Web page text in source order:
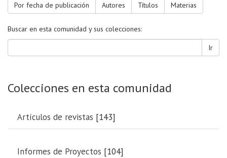
Por fecha de publicación Autores Títulos Materias
Buscar en esta comunidad y sus colecciones:
Ir
Colecciones en esta comunidad
Artículos de revistas [143]
Informes de Proyectos [104]